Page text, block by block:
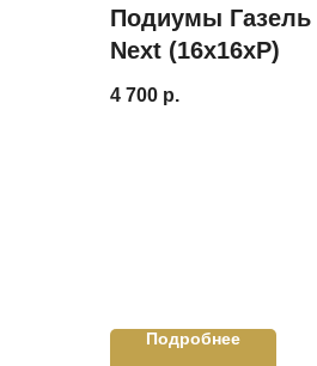
Подиумы
Next (16х16хР)
4 700 р.
Подробнее